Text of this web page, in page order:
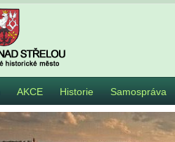
AKCE Historie Samospráva